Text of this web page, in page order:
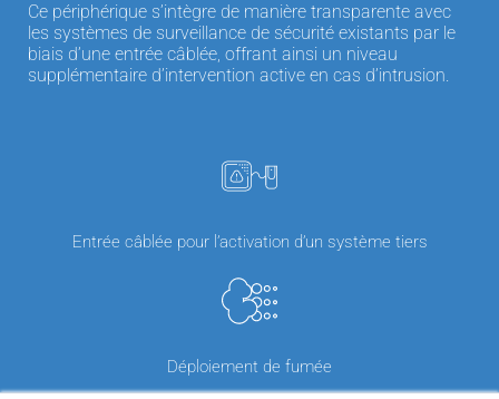
Ce périphérique s’intègre de manière transparente avec
les systèmes de surveillance de sécurité existants par le
biais d’une entrée câblée, offrant ainsi un niveau
supplémentaire d’intervention active en cas d’intrusion.​
Entrée câblée pour l’activation d’un système tiers
Déploiement de fumée